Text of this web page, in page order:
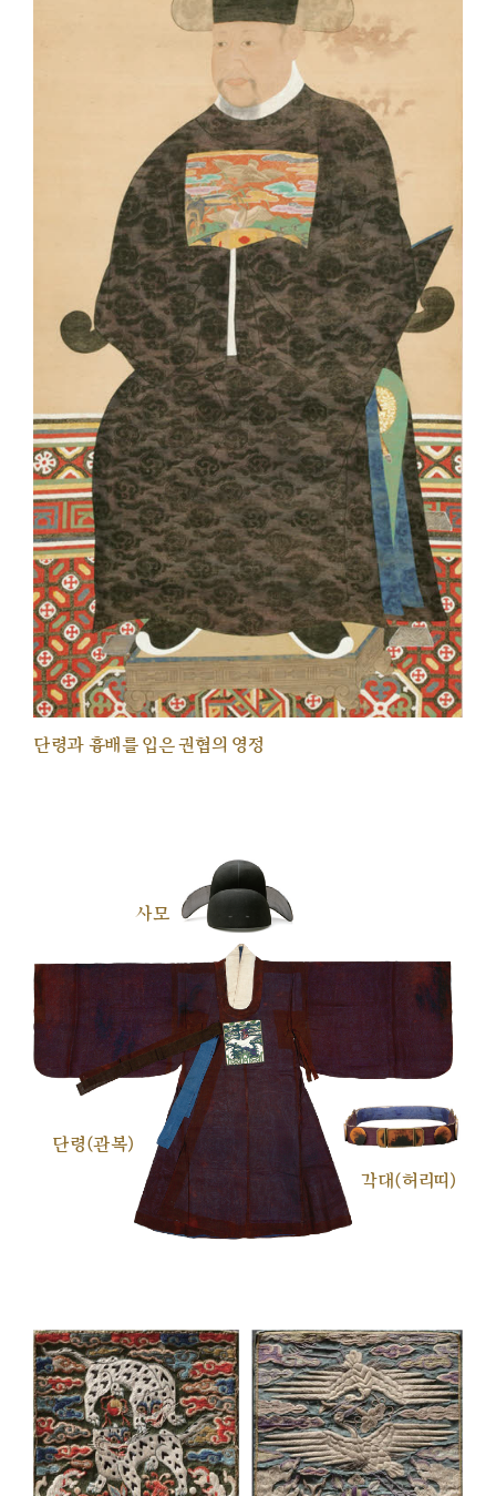
단령과 흉배를 입은 권협의 영정
사모
단령(관복)
각대(허리띠)